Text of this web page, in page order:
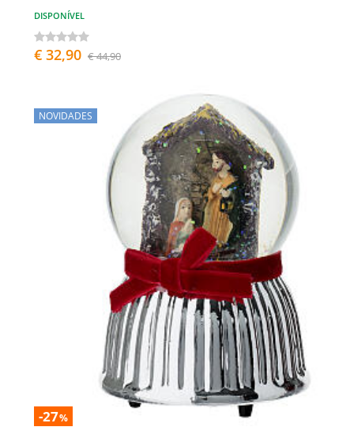
DISPONÍVEL
€ 32,90 € 44,90
NOVIDADES
-27%